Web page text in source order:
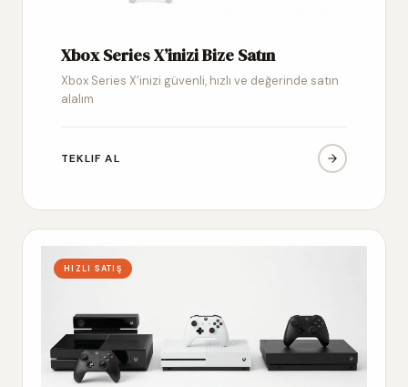
Xbox Series X’inizi Bize Satın
Xbox Series X’inizi güvenli, hızlı ve değerinde satın
alalım
TEKLIF AL
HIZLI SATIŞ